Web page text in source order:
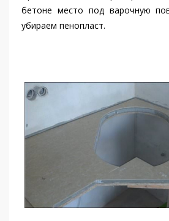
бетоне место под варочную
убираем пенопласт.